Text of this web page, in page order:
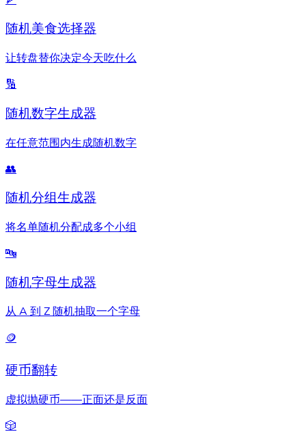
随机美食选择器
让转盘替你决定今天吃什么
🔢
随机数字生成器
在任意范围内生成随机数字
👥
随机分组生成器
将名单随机分配成多个小组
🔤
随机字母生成器
从 A 到 Z 随机抽取一个字母
🪙
硬币翻转
虚拟抛硬币——正面还是反面
🎲